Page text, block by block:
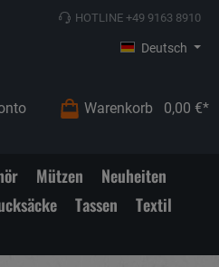
HOTLINE +49 9163 8910
Deutsch
Warenkorb 0,00 €*
Mützen
Neuheiten
Tassen
Textil